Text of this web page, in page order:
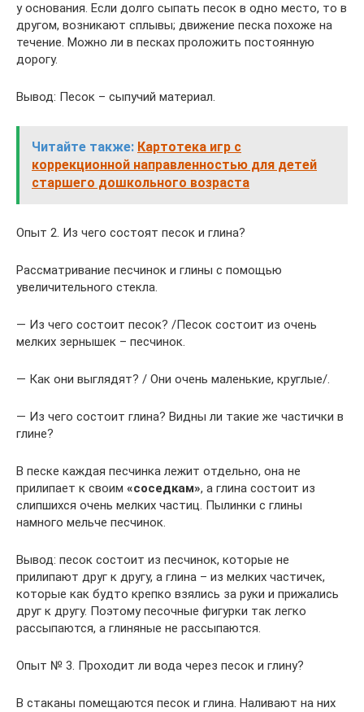
у основания. Если долго сыпать песок в одно место, то в
другом, возникают сплывы; движение песка похоже на
течение. Можно ли в песках проложить постоянную
дорогу.
Вывод: Песок – сыпучий материал.
Читайте также: Картотека игр с
коррекционной направленностью для детей
старшего дошкольного возраста
Опыт 2. Из чего состоят песок и глина?
Рассматривание песчинок и глины с помощью
увеличительного стекла.
— Из чего состоит песок? /Песок состоит из очень
мелких зернышек – песчинок.
— Как они выглядят? / Они очень маленькие, круглые/.
— Из чего состоит глина? Видны ли такие же частички в
глине?
В песке каждая песчинка лежит отдельно, она не
прилипает к своим «соседкам», а глина состоит из
слипшихся очень мелких частиц. Пылинки с глины
намного мельче песчинок.
Вывод: песок состоит из песчинок, которые не
прилипают друг к другу, а глина – из мелких частичек,
которые как будто крепко взялись за руки и прижались
друг к другу. Поэтому песочные фигурки так легко
рассыпаются, а глиняные не рассыпаются.
Опыт № 3. Проходит ли вода через песок и глину?
В стаканы помещаются песок и глина. Наливают на них